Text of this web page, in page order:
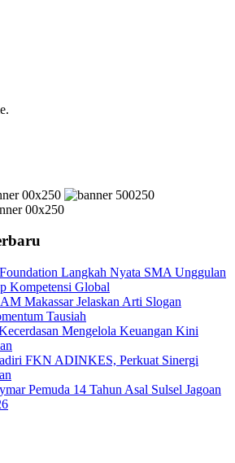
Langkah Nyata SMA Unggulan
Kompetensi Global
Makassar Jelaskan Arti Slogan
Tausiah
Mengelola Keuangan Kini
FKN ADINKES, Perkuat Sinergi
Pemuda 14 Tahun Asal Sulsel Jagoan